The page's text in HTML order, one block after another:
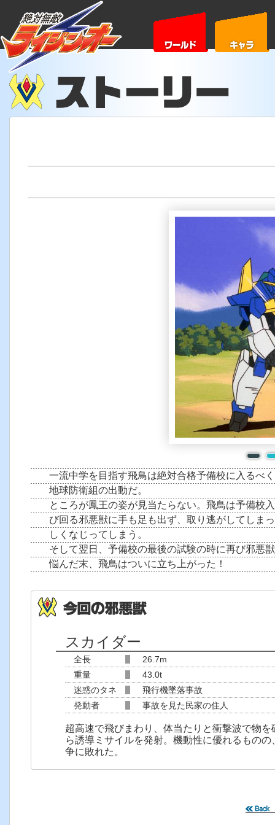
一流中学を目指す飛鳥は絶対合格予備校に入るべ
地球防衛組の出動だ。
ところが鳳王の姿が見当たらない。飛鳥は予備校
び回る邪悪獣に手も足も出ず、取り逃がしてしま
しくなじってしまう。
そして翌日、予備校の最後の試験の時に再び邪悪
悩んだ末、飛鳥はついに立ち上がった！
スカイダー
全長
26.7m
重量
43.0t
迷惑のタネ
飛行機墜落事故
発動者
事故を見た民家の住人
超高速で飛びまわり、体当たりと衝撃波で物
ら誘導ミサイルを発射。機動性に優れるもの
争に敗れた。